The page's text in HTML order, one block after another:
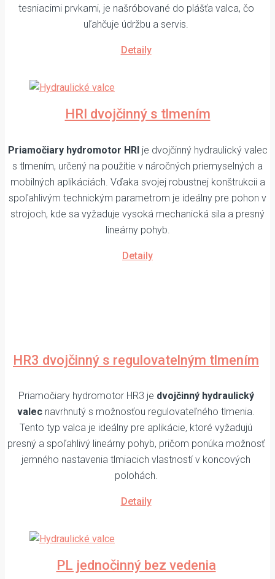
tesniacimi prvkami, je našróbované do plášťa valca, čo
uľahčuje údržbu a servis.
Detaily
HRI dvojčinný s tlmením
Priamočiary hydromotor HRIje dvojčinný hydraulický valec
s tlmením, určený na použitie v náročných priemyselných a
mobilných aplikáciách. Vďaka svojej robustnej konštrukcii a
spoľahlivým technickým parametrom je ideálny pre pohon v
strojoch, kde sa vyžaduje vysoká mechanická sila a presný
lineárny pohyb.
Detaily
HR3 dvojčinný s regulovatelným tlmením
Priamočiary hydromotor HR3 je dvojčinný hydraulický
valec navrhnutý s možnosťou regulovateľného tlmenia.
Tento typ valca je ideálny pre aplikácie, ktoré vyžadujú
presný a spoľahlivý lineárny pohyb, pričom ponúka možnosť
jemného nastavenia tlmiacich vlastností v koncových
polohách.
Detaily
PL jednočinný bez vedenia